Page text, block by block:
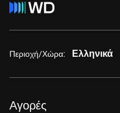
Περιοχή/Χώρα: Ελληνικά
Αγορές